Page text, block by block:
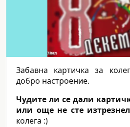
Забавна картичка за
добро настроение.
Чудите ли се дали
или още не сте
колега :)